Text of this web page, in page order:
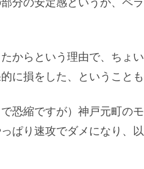
分の安定感というか、ペ
からという理由で、ちょ
に損をした、ということも
恐縮ですが）神戸元町の
ぱり速攻でダメになり、